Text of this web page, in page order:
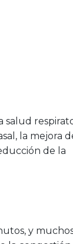
salud
la mejora
de la
y